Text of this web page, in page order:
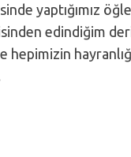
yaptığımız
edindiğim